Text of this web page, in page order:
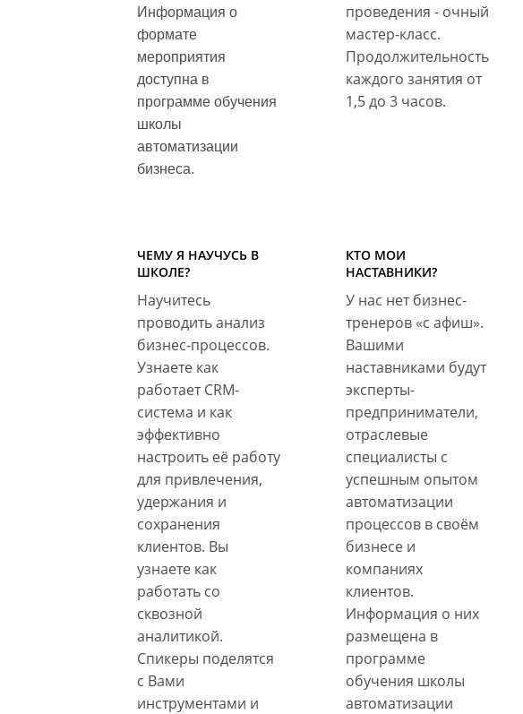
Информация о
формате
мероприятия
доступна в
программе обучения
школы
автоматизации
бизнеса.
проведения - очный
мастер-класс.
Продолжительность
каждого занятия от
1,5 до 3 часов.
ЧЕМУ Я НАУЧУСЬ В
ШКОЛЕ?
Научитесь
проводить анализ
бизнес-процессов.
Узнаете как
работает CRM-
система и как
эффективно
настроить её работу
для привлечения,
удержания и
сохранения
клиентов. Вы
узнаете как
работать со
сквозной
аналитикой.
Спикеры поделятся
с Вами
инструментами и
КТО МОИ
НАСТАВНИКИ?
У нас нет бизнес-
тренеров «с афиш».
Вашими
наставниками будут
эксперты-
предприниматели,
отраслевые
специалисты с
успешным опытом
автоматизации
процессов в своём
бизнесе и
компаниях
клиентов.
Информация о них
размещена в
программе
обучения школы
автоматизации